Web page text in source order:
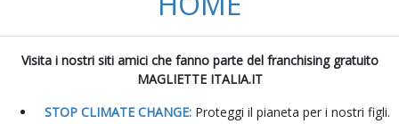
Visita i nostri siti amici che fanno parte del franchising gratuito
MAGLIETTE ITALIA.IT
STOP CLIMATE CHANGE: Proteggi il pianeta per i nostri figli.